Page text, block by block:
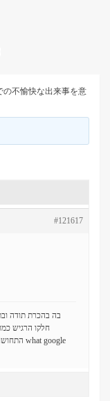
の不愉快な出来事を意
#121617
בה בהכרת תודה
חלקו הרגיש
what google